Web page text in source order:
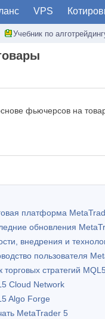
VPS
Учебник по
фьючерсов на
платформа
обновления
внедрения и
пользователя
торговых стратегий
Cloud Network
Algo Forge
MetaTrader 5